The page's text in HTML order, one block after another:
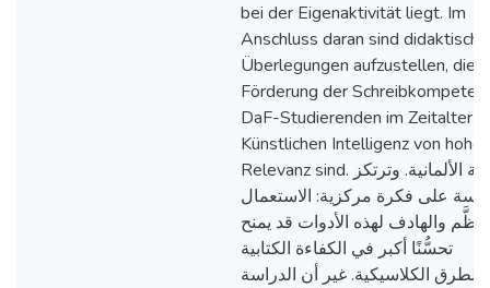
bei der Eigenaktivität liegt. Im
Anschluss daran sind didaktische
Überlegungen aufzustellen, die
Förderung der
DaF-Studierenden im Zeitalter
Künstlichen Intelligenz von hoher
Relevanz sind. اللغة الألمانية. وترتكز
على فكرة مركزية: الاستعمال
والهادف لهذه الأدوات قد يمنح
تحسُّنًا أكبر في الكفاءة الكتابية
الكلاسيكية. غير أن الدراسة